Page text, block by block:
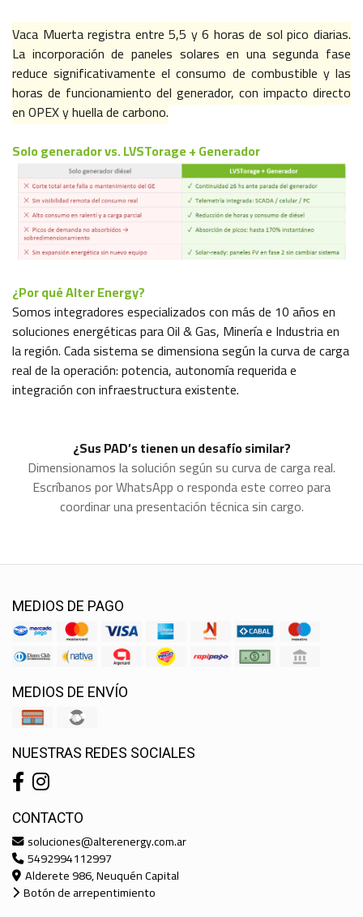
Vaca Muerta registra entre 5,5 y 6 horas de sol pico diarias.
La incorporación de paneles solares en una segunda fase
reduce significativamente el consumo de combustible y las
horas de funcionamiento del generador, con impacto directo
en OPEX y huella de carbono.
Solo generador vs. LVSTorage + Generador
¿Por qué Alter Energy?
Somos integradores especializados con más de 10 años en
soluciones energéticas para Oil & Gas, Minería e Industria en
la región. Cada sistema se dimensiona según la curva de carga
real de la operación: potencia, autonomía requerida e
integración con infraestructura existente.
¿Sus PAD’s tienen un desafío similar?
Dimensionamos la solución según su curva de carga real.
Escríbanos por WhatsApp o responda este correo para
coordinar una presentación técnica sin cargo.
MEDIOS DE PAGO
MEDIOS DE ENVÍO
NUESTRAS REDES SOCIALES
CONTACTO
soluciones@alterenergy.com.ar
5492994112997
Alderete 986, Neuquén Capital
Botón de arrepentimiento